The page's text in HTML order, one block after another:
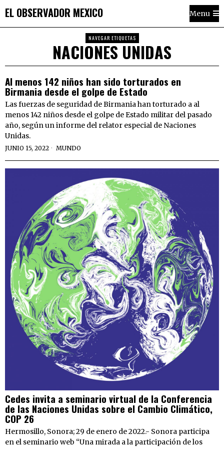
EL OBSERVADOR MEXICO Menu
NAVEGAR ETIQUETAS
NACIONES UNIDAS
Al menos 142 niños han sido torturados en
Birmania desde el golpe de Estado
Las fuerzas de seguridad de Birmania han torturado a al
menos 142 niños desde el golpe de Estado militar del pasado
año, según un informe del relator especial de Naciones
Unidas.
JUNIO 15, 2022 MUNDO
Cedes invita a seminario virtual de la Conferencia
de las Naciones Unidas sobre el Cambio Climático,
COP 26
Hermosillo, Sonora; 29 de enero de 2022.- Sonora participa
en el seminario web “Una mirada a la participación de los